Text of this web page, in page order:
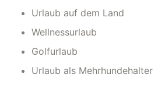
Urlaub auf dem Land
Wellnessurlaub
Golfurlaub
Urlaub als Mehrhundehalter